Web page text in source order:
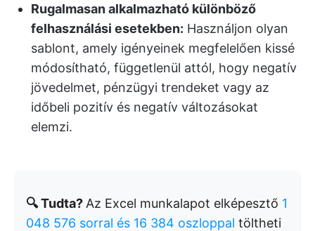
Rugalmasan alkalmazható különböző
felhasználási esetekben: Használjon olyan
sablont, amely igényeinek megfelelően kissé
módosítható, függetlenül attól, hogy negatív
jövedelmet, pénzügyi trendeket vagy az
időbeli pozitív és negatív változásokat
elemzi.
🔍 Tudta? Az Excel munkalapot elképesztő 1
048 576 sorral és 16 384 oszloppal töltheti